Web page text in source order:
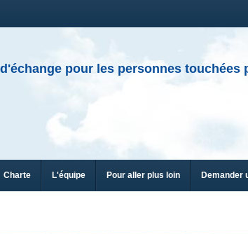
pour les personnes touchées
Charte L'équipe Pour aller plus loin Demander